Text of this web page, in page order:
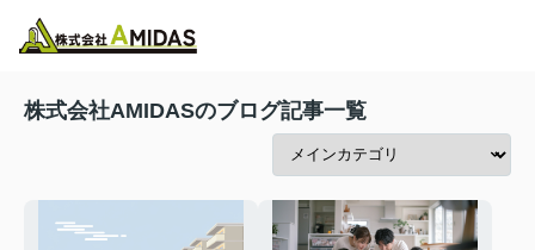
株式会社AMIDASのブログ記事一覧